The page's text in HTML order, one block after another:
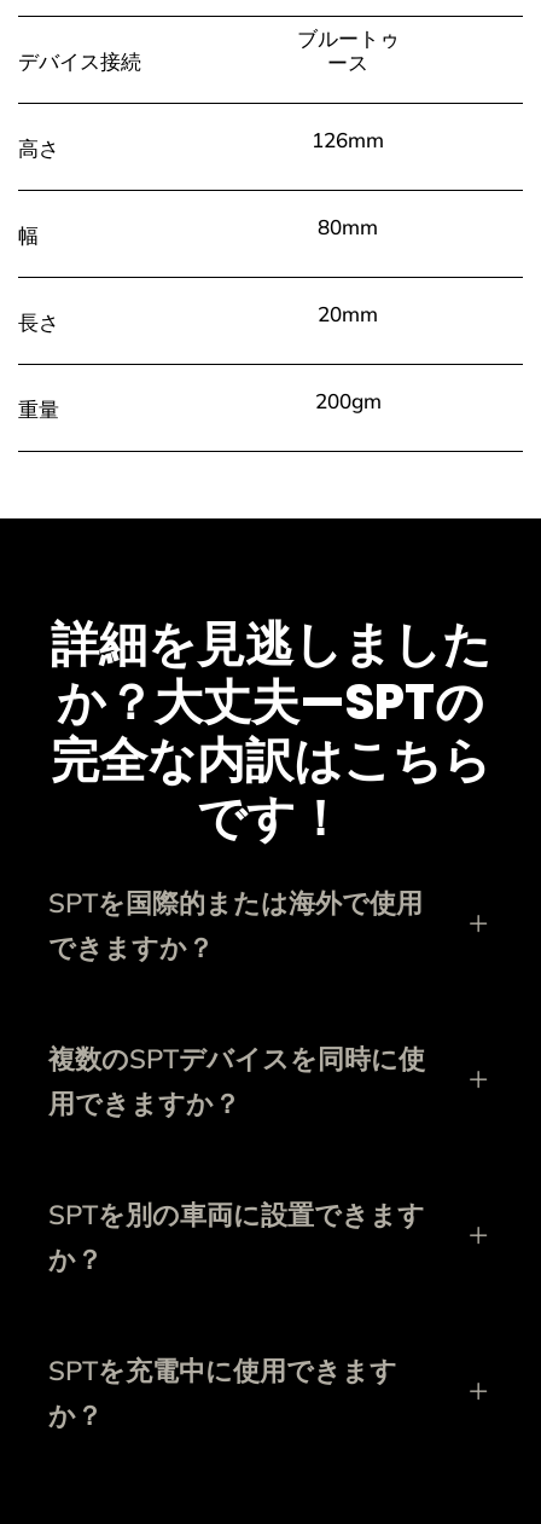
デバイス接続
ブルートゥ
ース
高さ 126mm
幅 80mm
長さ 20mm
重量 200gm
詳細を見逃しました
か？大丈夫—SPTの
完全な内訳はこちら
です！
SPTを国際的または海外で使用
できますか？
複数のSPTデバイスを同時に使
用できますか？
SPTを別の車両に設置できます
か？
SPTを充電中に使用できます
か？